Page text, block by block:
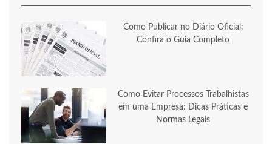
Como Publicar no Diário Oficial:
Confira o Guia Completo
Como Evitar Processos Trabalhistas
em uma Empresa: Dicas Práticas e
Normas Legais